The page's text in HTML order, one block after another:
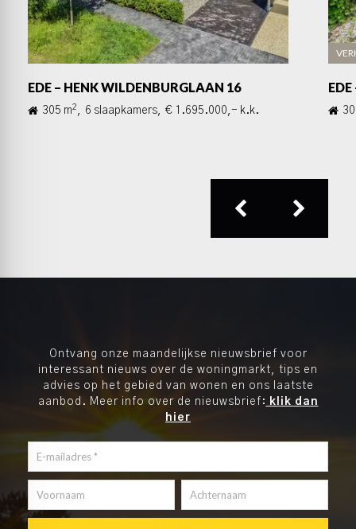
EDE – HENK WILDENBURGLAAN 16
305 m2 , 6 slaapkamers, € 1.695.000,- k.k.
EDE
Ontvang onze maandelijkse nieuwsbrief voor
interessant nieuws over de woningmarkt, tips en
advies op het gebied van wonen en ons laatste
aanbod. Meer info over de nieuwsbrief: klik dan
hier